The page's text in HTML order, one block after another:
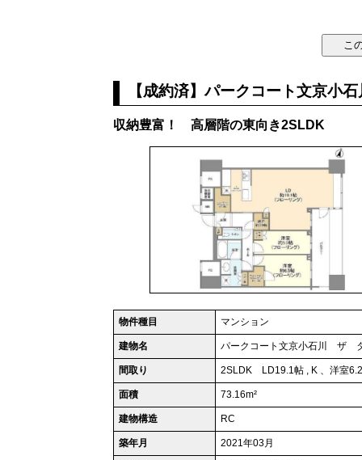
【成約済】パークコート文京
収納豊富！ 高層階の東向き2SLDK
物件種目 マンション
建物名 パークコート文京小石川 ザ
間取り 2SLDK LD19.1帖 , K 、洋室
面積 73.16m²
建物構造 RC
築年月 2021年03月